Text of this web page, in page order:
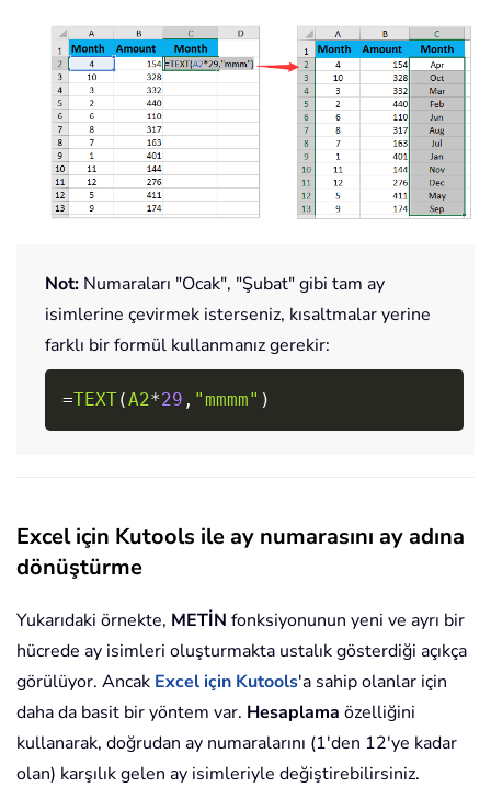
Not: Numaraları "Ocak", "Şubat" gibi tam ay
isimlerine çevirmek isterseniz, kısaltmalar yerine
farklı bir formül kullanmanız gerekir:
=TEXT(A2*29 , "mmmm" )
Excel için Kutools ile ay numarasını ay adına
dönüştürme
Yukarıdaki örnekte, METİN fonksiyonunun yeni ve ayrı bir
hücrede ay isimleri oluşturmakta ustalık gösterdiği açıkça
görülüyor. Ancak Excel için Kutools'a sahip olanlar için
daha da basit bir yöntem var. Hesaplama özelliğini
kullanarak, doğrudan ay numaralarını (1'den 12'ye kadar
olan) karşılık gelen ay isimleriyle değiştirebilirsiniz.